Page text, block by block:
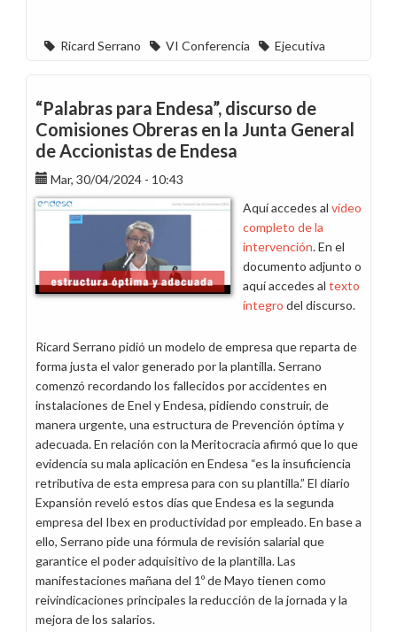
Ricard Serrano VI Conferencia Ejecutiva
“Palabras para Endesa”, discurso de
Comisiones Obreras en la Junta General
de Accionistas de Endesa
Mar, 30/04/2024 - 10:43
Aquí accedes al vídeo
completo de la
intervención. En el
documento adjunto o
aquí accedes al texto
íntegro del discurso.
Ricard Serrano pidió un modelo de empresa que reparta de
forma justa el valor generado por la plantilla. Serrano
comenzó recordando los fallecidos por accidentes en
instalaciones de Enel y Endesa, pidiendo construir, de
manera urgente, una estructura de Prevención óptima y
adecuada. En relación con la Meritocracia afirmó que lo que
evidencia su mala aplicación en Endesa “es la insuficiencia
retributiva de esta empresa para con su plantilla.” El diario
Expansión reveló estos días que Endesa es la segunda
empresa del Ibex en productividad por empleado. En base a
ello, Serrano pide una fórmula de revisión salarial que
garantice el poder adquisitivo de la plantilla. Las
manifestaciones mañana del 1º de Mayo tienen como
reivindicaciones principales la reducción de la jornada y la
mejora de los salarios.